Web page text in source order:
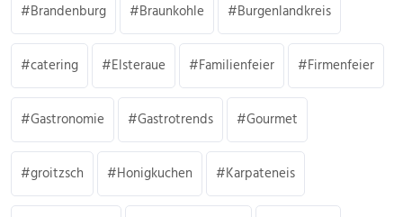
Brandenburg Braunkohle Burgenlandkreis
catering Elsteraue Familienfeier Firmenfeier
Gastronomie Gastrotrends Gourmet
groitzsch Honigkuchen Karpateneis